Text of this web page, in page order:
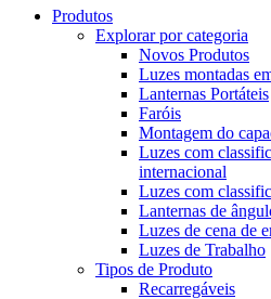
Produtos
Explorar por categoria
Novos Produtos
Luzes montadas
Lanternas Portáteis
Faróis
Montagem do
Luzes com
internacional
Luzes com
Lanternas de
Luzes de cena de
Luzes de Trabalho
Tipos de Produto
Recarregáveis